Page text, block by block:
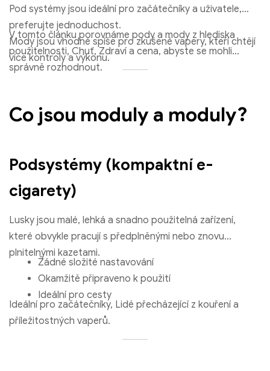
Tornádo RandM 7000 Slepá schránka | 7000 Obláčky | Rychlé
dodání po EU
Vyberte možnosti
Pod systémy jsou ideální pro začátečníky a uživatele,
preferujte jednoduchost.
Mody jsou vhodné spíše pro zkušené vapery, kteří chtějí
více kontroly a výkonu.
V tomto článku porovnáme pody a mody z hlediska
použitelnosti, Chuť, Zdraví a cena, abyste se mohli
správně rozhodnout.
Co jsou moduly a moduly?
Podsystémy (kompaktní e-
cigarety)
Lusky jsou malé, lehká a snadno použitelná zařízení,
které obvykle pracují s předplněnými nebo znovu
plnitelnými kazetami.
Žádné složité nastavování
Okamžitě připraveno k použití
Ideální pro cesty
Ideální pro začátečníky, Lidé přecházející z kouření a
příležitostných vaperů.